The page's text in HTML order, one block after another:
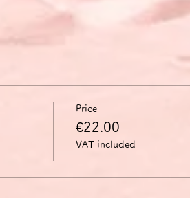
Price
€22.00
VAT included